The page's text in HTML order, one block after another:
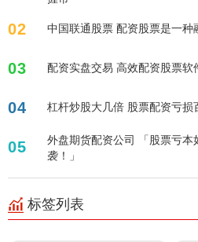
02 中国联通股票 配资股票是一种
03 配资实盘交易 高效配资股票软
04 杠杆炒股大几倍 股票配资亏损
05
外盘期货配资公司 「股票亏
袭！」
标签列表